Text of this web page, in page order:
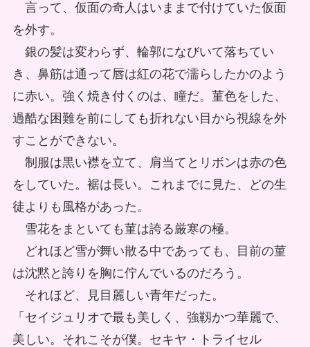
言って、仮面の奇人はいままで付けていた仮面
を外す。
銀の髪は変わらず、輪郭になびいて落ちてい
き、鼻筋は通って唇は紅の花で濡らしたかのよう
に赤い。強く焼き付くのは、瞳だ。菫色をした、
過酷な困難を前にしても折れない目から視線を外
すことができない。
制服は黒い襟を立て、肩当てとリボンは赤の色
をしていた。裾は長い。これまでに見た、どの生
徒よりも風格があった。
雪花をまといても菫は誇る厳寒の極。
どれほど雪が舞い散る中であっても、目前の菫
は沈黙と誇りを胸に佇んでいるのだろう。
それほど、見目麗しい青年だった。
「セイジュリオで最も美しく、強靱かつ華麗で、
美しい。それこそが僕。セキヤ・トライセル